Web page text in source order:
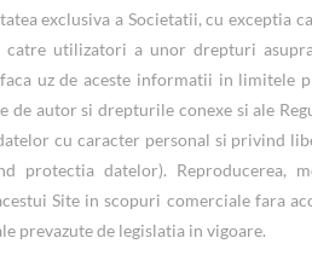
exclusiva a Societatii, cu exceptia
catre utilizatori a unor drepturi
uz de aceste informatii in limitele
autor si drepturile conexe si ale
cu caracter personal si privind
protectia datelor). Reproducerea,
Site in scopuri comerciale fara
prevazute de legislatia in vigoare.